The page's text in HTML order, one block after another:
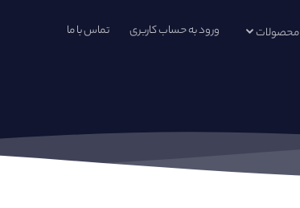
محصولات ورود به حساب کاربری تماس با ما